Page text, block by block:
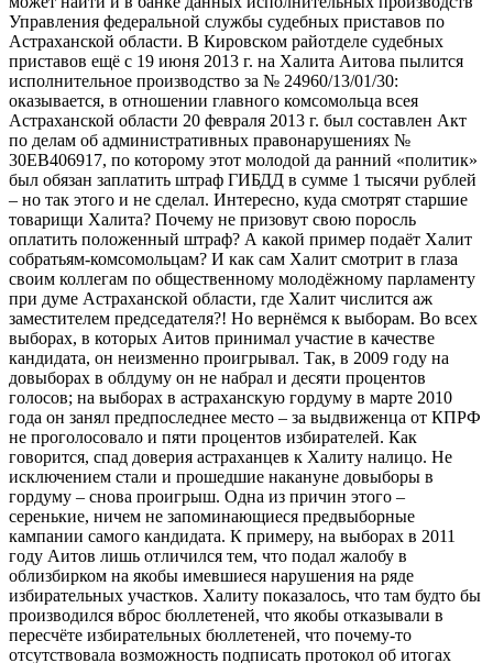
Управления федеральной службы судебных приставов по
Астраханской области. В Кировском райотделе судебных
приставов ещё с 19 июня 2013 г. на Халита Аитова пылится
исполнительное производство за № 24960/13/01/30:
оказывается, в отношении главного комсомольца всея
Астраханской области 20 февраля 2013 г. был составлен Акт
по делам об административных правонарушениях №
30ЕВ406917, по которому этот молодой да ранний «политик»
был обязан заплатить штраф ГИБДД в сумме 1 тысячи рублей
– но так этого и не сделал. Интересно, куда смотрят старшие
товарищи Халита? Почему не призовут свою поросль
оплатить положенный штраф? А какой пример подаёт Халит
собратьям-комсомольцам? И как сам Халит смотрит в глаза
своим коллегам по общественному молодёжному парламенту
при думе Астраханской области, где Халит числится аж
заместителем председателя?! Но вернёмся к выборам. Во всех
выборах, в которых Аитов принимал участие в качестве
кандидата, он неизменно проигрывал. Так, в 2009 году на
довыборах в облдуму он не набрал и десяти процентов
голосов; на выборах в астраханскую гордуму в марте 2010
года он занял предпоследнее место – за выдвиженца от КПРФ
не проголосовало и пяти процентов избирателей. Как
говорится, спад доверия астраханцев к Халиту налицо. Не
исключением стали и прошедшие накануне довыборы в
гордуму – снова проигрыш. Одна из причин этого –
серенькие, ничем не запоминающиеся предвыборные
кампании самого кандидата. К примеру, на выборах в 2011
году Аитов лишь отличился тем, что подал жалобу в
облизбирком на якобы имевшиеся нарушения на ряде
избирательных участков. Халиту показалось, что там будто бы
производился вброс бюллетеней, что якобы отказывали в
пересчёте избирательных бюллетеней, что почему-то
отсутствовала возможность подписать протокол об итогах